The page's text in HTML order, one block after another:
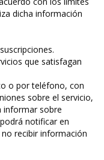
dicha información
que satisfagan
o por teléfono, con
sobre el servicio,
informar sobre
notificar en
recibir información